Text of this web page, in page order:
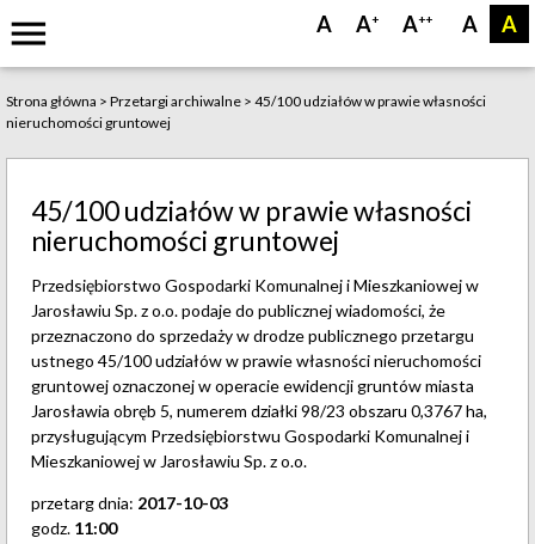
menu A
A
A++
A+
A
Strona główna > Przetargi archiwalne > 45/100 udziałów w prawie własności
nieruchomości gruntowej
45/100 udziałów w prawie własności
nieruchomości gruntowej
Przedsiębiorstwo Gospodarki Komunalnej i Mieszkaniowej w
Jarosławiu Sp. z o.o. podaje do publicznej wiadomości, że
przeznaczono do sprzedaży w drodze publicznego przetargu
ustnego 45/100 udziałów w prawie własności nieruchomości
gruntowej oznaczonej w operacie ewidencji gruntów miasta
Jarosławia obręb 5, numerem działki 98/23 obszaru 0,3767 ha,
przysługującym Przedsiębiorstwu Gospodarki Komunalnej i
Mieszkaniowej w Jarosławiu Sp. z o.o.
przetarg dnia: 2017-10-03
godz. 11:00